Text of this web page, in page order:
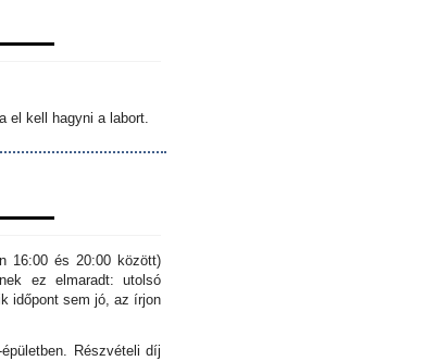
el kell hagyni a labort.
16:00 és 20:00 között)
ez elmaradt: utolsó
időpont sem jó, az írjon
Részvételi díj